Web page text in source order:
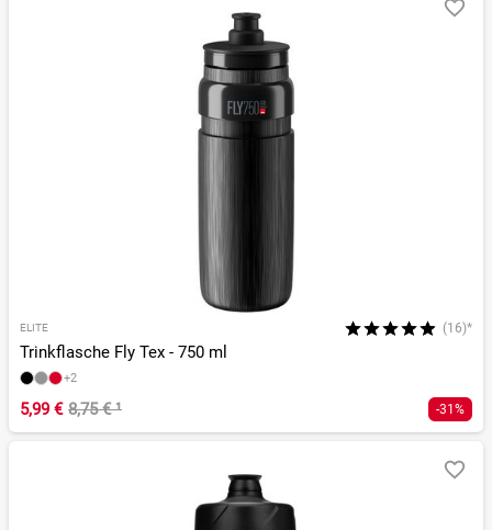
ELITE (16)*
Trinkflasche Fly Tex - 750 ml
+2
5,99 € 8,75 €¹ -31%